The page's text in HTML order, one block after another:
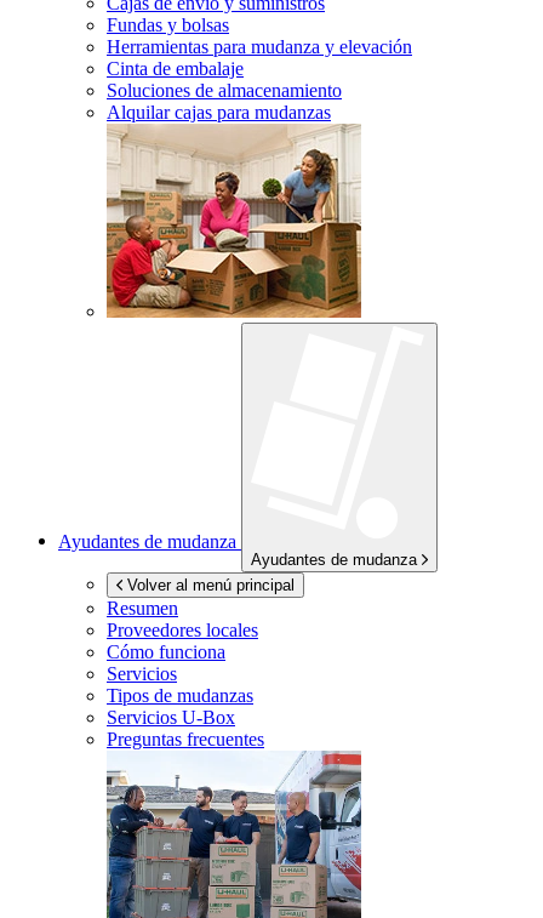
Fundas y bolsas
Herramientas para mudanza y elevación
Cinta de embalaje
Soluciones de almacenamiento
Alquilar cajas para mudanzas
Ayudantes de mudanza
Ayudantes de mudanza
Volver al menú principal
Resumen
Proveedores locales
Cómo funciona
Servicios
Tipos de mudanzas
Servicios U-Box
Preguntas frecuentes